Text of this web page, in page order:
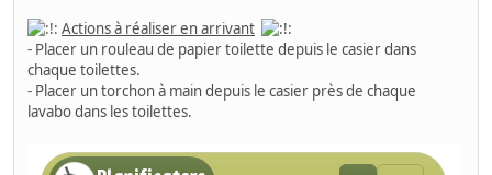
Actions à réaliser en arrivant
- Placer un rouleau de papier toilette depuis le casier dans
chaque toilettes.
- Placer un torchon à main depuis le casier près de chaque
lavabo dans les toilettes.